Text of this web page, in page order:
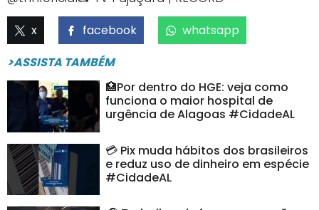
x facebook
whatsapp
>ASSISTA TAMBÉM
🏥Por dentro do HGE: veja como
funciona o maior hospital de
urgência de Alagoas #CidadeAL
💳 Pix muda hábitos dos brasileiros
e reduz uso de dinheiro em espécie
#CidadeAL